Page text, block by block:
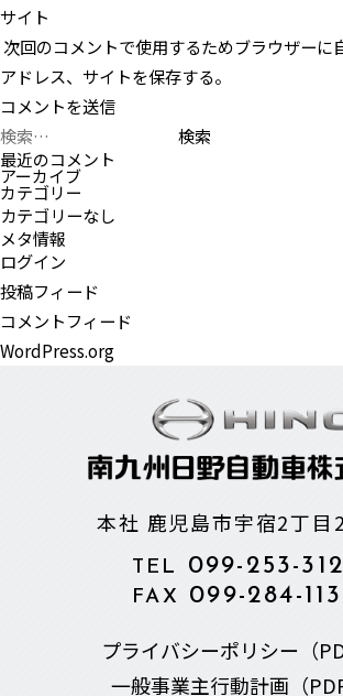
サイト
次回のコメントで使用するためブラウザーに
アドレス、サイトを保存する。
検
索:
最近のコメント
アーカイブ
カテゴリー
カテゴリーなし
メタ情報
ログイン
投稿フィード
コメントフィード
WordPress.org
本社 鹿児島市宇宿2丁
TEL 099-253-
FAX 099-284-
プライバシーポリシー（
一般事業主行動計画（PDF